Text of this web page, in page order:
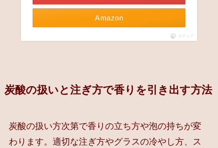
Amazon
ポチップ
炭酸の扱いと注ぎ方で香りを引き出す方法
炭酸の扱い方次第で香りの立ち方や泡の持ちが変
わります。適切な注ぎ方やグラスの冷やし方、ス